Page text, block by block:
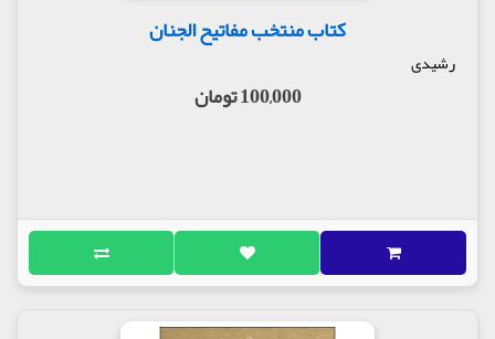
کتاب منتخب مفاتیح الجنان
رشیدی
100,000 تومان